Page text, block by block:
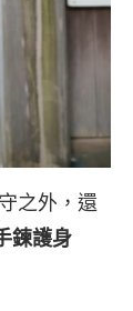
之外，還
鍊護身